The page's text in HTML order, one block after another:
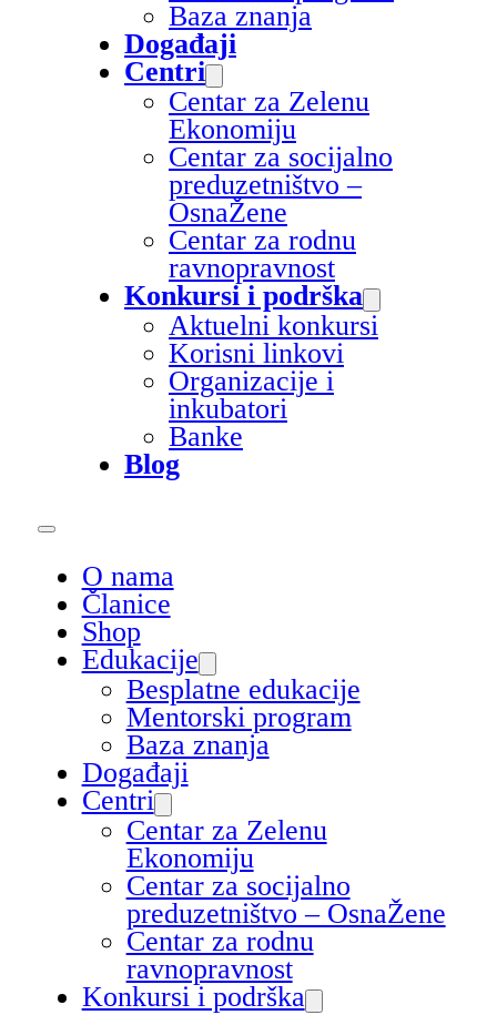
Baza znanja
Događaji
Centri
Centar za Zelenu
Ekonomiju
Centar za socijalno
preduzetništvo –
OsnaŽene
Centar za rodnu
ravnopravnost
Konkursi i podrška
Aktuelni konkursi
Korisni linkovi
Organizacije i
inkubatori
Banke
Blog
O nama
Članice
Shop
Edukacije
Besplatne edukacije
Mentorski program
Baza znanja
Događaji
Centri
Centar za Zelenu
Ekonomiju
Centar za socijalno
preduzetništvo – OsnaŽene
Centar za rodnu
ravnopravnost
Konkursi i podrška